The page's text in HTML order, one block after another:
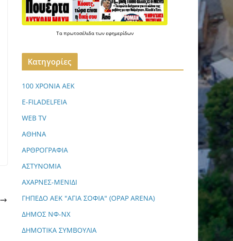
Τα πρωτοσέλιδα των εφημερίδων
Kατηγορίες
100 ΧΡΟΝΙΑ ΑΕΚ
E-FILADELFEIA
WEB TV
ΑΘΗΝΑ
ΑΡΘΡΟΓΡΑΦΙΑ
ΑΣΤΥΝΟΜΙΑ
ΑΧΑΡΝΕΣ-ΜΕΝΙΔΙ
ΓΗΠΕΔΟ ΑΕΚ "ΑΓΙΑ ΣΟΦΙΑ" (OPAP ARENA)
ΔΗΜΟΣ ΝΦ-ΝΧ
ΔΗΜΟΤΙΚΑ ΣΥΜΒΟΥΛΙΑ